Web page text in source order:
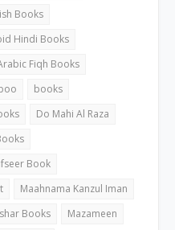
Books
Hindi Books
Fiqh Books
books
Do Mahi Al Raza
Book
Maahnama Kanzul Iman
Books
Mazameen